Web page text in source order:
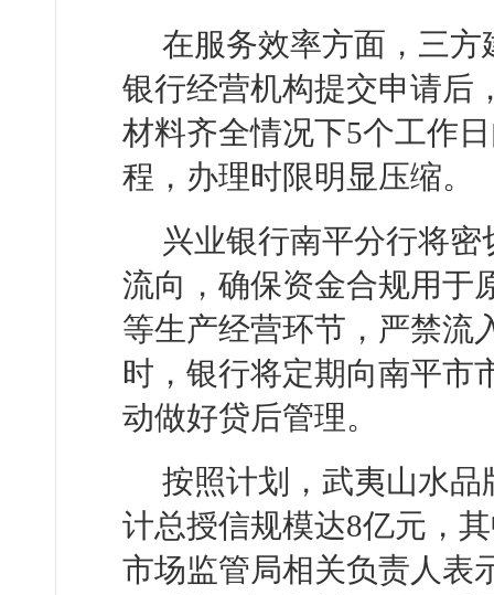
在服务效率方面，三
银行经营机构提交申请后
材料齐全情况下5个工作
程，办理时限明显压缩。
兴业银行南平分行将
流向，确保资金合规用于
等生产经营环节，严禁流
时，银行将定期向南平市
动做好贷后管理。
按照计划，武夷山水
计总授信规模达8亿元，
市场监管局相关负责人表